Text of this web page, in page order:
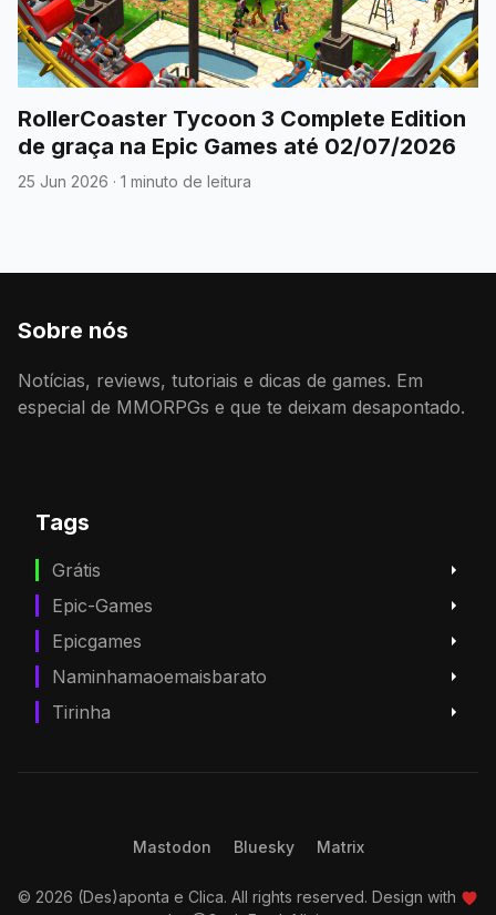
RollerCoaster Tycoon 3 Complete Edition
de graça na Epic Games até 02/07/2026
25 Jun 2026 · 1 minuto de leitura
Sobre nós
Notícias, reviews, tutoriais e dicas de games. Em
especial de MMORPGs e que te deixam desapontado.
Tags
Grátis
Epic-Games
Epicgames
Naminhamaoemaisbarato
Tirinha
Mastodon Bluesky Matrix
© 2026 (Des)aponta e Clica. All rights reserved. Design with